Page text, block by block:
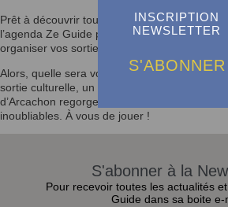
INSCRIPTION
NEWSLETTER
S'ABONNER
Prêt à découvrir tout ce que le Bassin
l’agenda Ze Guide pour rester informé des
organiser vos sorties selon vos envies.
Alors, quelle sera votre prochaine activité ?
sortie culturelle, un festival ou un moment en
d’Arcachon regorge d’opportunités pour
inoubliables. À vous de jouer !
S'abonner à la
Pour recevoir toutes les actualités
Guide dans sa boite e-